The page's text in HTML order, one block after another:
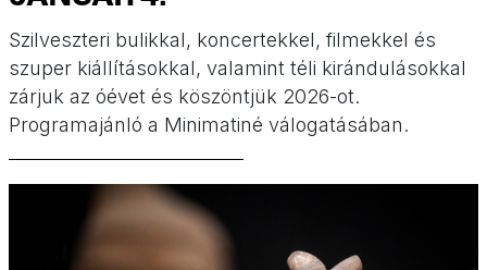
Szilveszteri bulikkal, koncertekkel, filmekkel és
szuper kiállításokkal, valamint téli kirándulásokkal
zárjuk az óévet és köszöntjük 2026-ot.
Programajánló a Minimatiné válogatásában.